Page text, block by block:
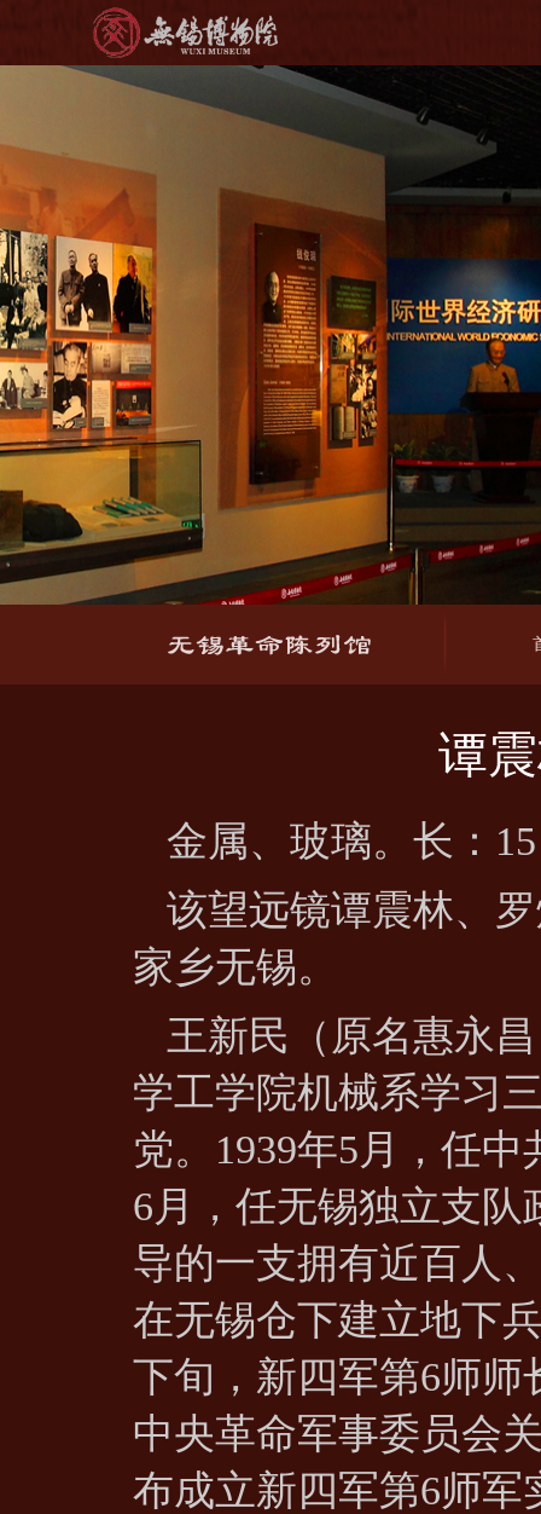
谭
金属、玻璃。长：
该望远镜谭震林、
家乡无锡。
王新民（原名惠永
学工学院机械系学习
党。1939年5月，任
6月，任无锡独立支
导的一支拥有近百人
在无锡仓下建立地下
下旬，新四军第6师
中央革命军事委员会
布成立新四军第6师